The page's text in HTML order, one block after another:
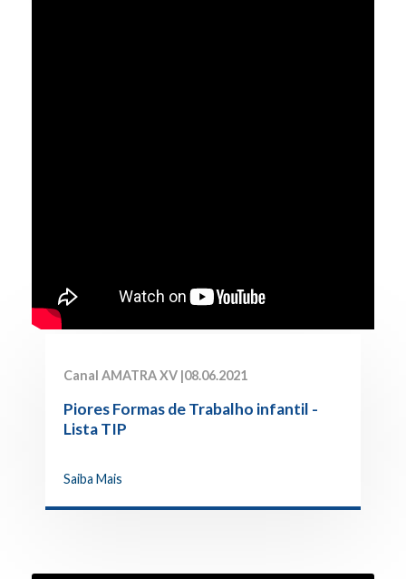
Canal AMATRA XV |08.06.2021
Piores Formas de Trabalho infantil -
Lista TIP
Saiba Mais